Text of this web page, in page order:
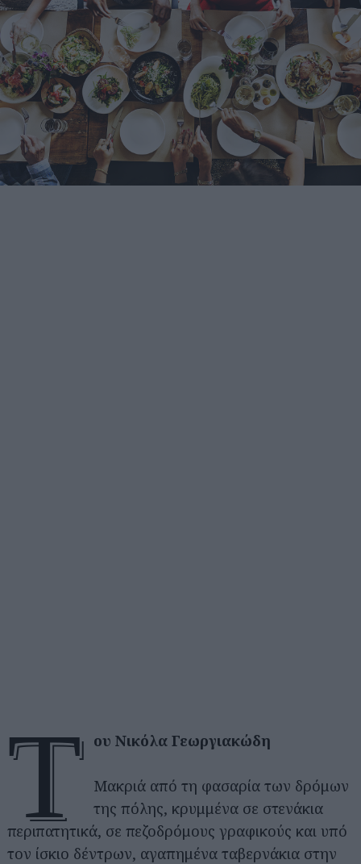
τ ου Νικόλα Γεωργιακώδη
Μακριά από τη φασαρία των δρόμων
της πόλης, κρυμμένα σε στενάκια
περιπατητικά, σε πεζοδρόμους γραφικούς και υπό
τον ίσκιο δέντρων, αγαπημένα ταβερνάκια στην